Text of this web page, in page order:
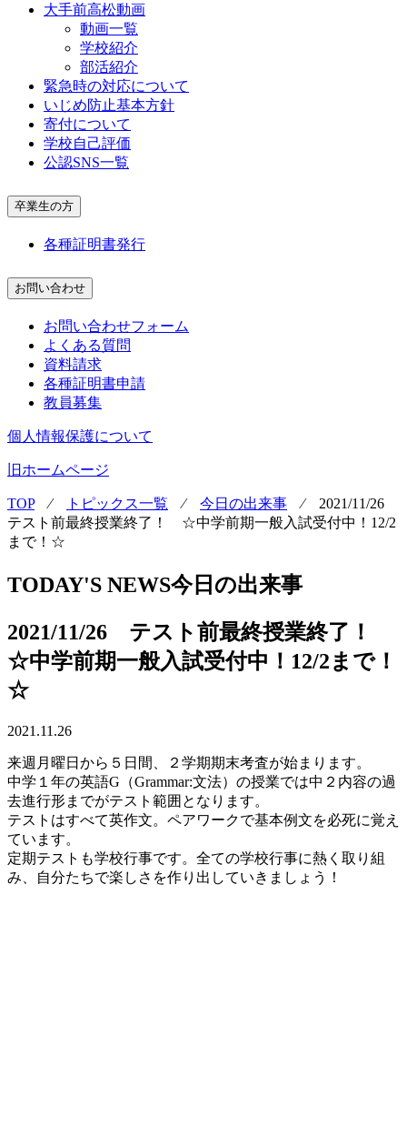
大手前高松動画
動画一覧
学校紹介
部活紹介
緊急時の対応について
いじめ防止基本方針
寄付について
学校自己評価
公認SNS一覧
卒業生の方
各種証明書発行
お問い合わせ
お問い合わせフォーム
よくある質問
資料請求
各種証明書申請
教員募集
個人情報保護について
旧ホームページ
TOP⁄ トピックス一覧 ⁄ 今日の出来事 ⁄ 2021/11/26
テスト前最終授業終了！ ☆中学前期一般入試受付中！12/2
まで！☆
TODAY'S NEWS今日の出来事
2021/11/26 テスト前最終授業終了！
☆中学前期一般入試受付中！12/2まで！
☆
2021.11.26
来週月曜日から５日間、２学期期末考査が始まります。
中学１年の英語G（Grammar:文法）の授業では中２内容の過
去進行形までがテスト範囲となります。
テストはすべて英作文。ペアワークで基本例文を必死に覚え
ています。
定期テストも学校行事です。全ての学校行事に熱く取り組
み、自分たちで楽しさを作り出していきましょう！